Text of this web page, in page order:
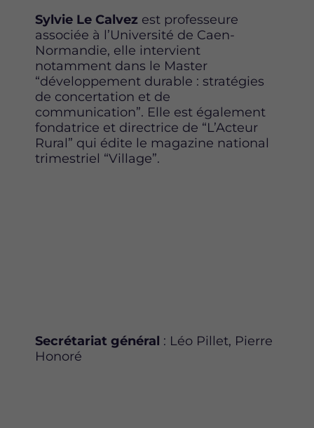
Sylvie Le Calvez est professeure
associée à l’Université de Caen-
Normandie, elle intervient
notamment dans le Master
“développement durable : stratégies
de concertation et de
communication”. Elle est également
fondatrice et directrice de “L’Acteur
Rural” qui édite le magazine national
trimestriel “Village”.
Secrétariat général : Léo Pillet, Pierre
Honoré